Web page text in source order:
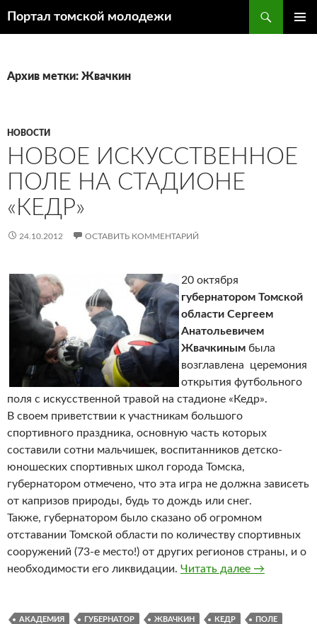
Портал томской молодежи
Архив метки: Жвачкин
НОВОСТИ
НОВОЕ ИСКУССТВЕННОЕ
ПОЛЕ НА СТАДИОНЕ
«КЕДР»
24.10.2012 ОСТАВИТЬ КОММЕНТАРИЙ
20 октября
губернатором Томской
области Сергеем
Анатольевичем
Жвачкиным была
возглавлена церемония
открытия футбольного
поля с искусственной травой на стадионе «Кедр».
В своем приветствии к участникам большого
спортивного праздника, основную часть которых
составили сотни мальчишек, воспитанников детско-
юношеских спортивных школ города Томска,
губернатором отмечено, что эта игра не должна зависеть
от капризов природы, будь то дождь или снег.
Также, губернатором было сказано об огромном
отставании Томской области по количеству спортивных
сооружений (73-е место!) от других регионов страны, и о
необходимости его ликвидации. Читать далее Новое
→
АКАДЕМИЯ ГУБЕРНАТОР ЖВАЧКИН КЕДР ПОЛЕ